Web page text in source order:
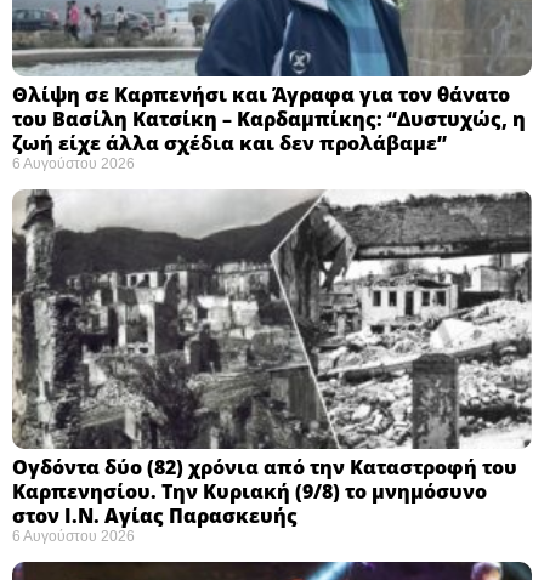
Θλίψη σε Καρπενήσι και Άγραφα για τον θάνατο
του Βασίλη Κατσίκη – Καρδαμπίκης: “Δυστυχώς, η
ζωή είχε άλλα σχέδια και δεν προλάβαμε”
6 Αυγούστου 2026
Ογδόντα δύο (82) χρόνια από την Καταστροφή του
Καρπενησίου. Την Κυριακή (9/8) το μνημόσυνο
στον Ι.Ν. Αγίας Παρασκευής
6 Αυγούστου 2026